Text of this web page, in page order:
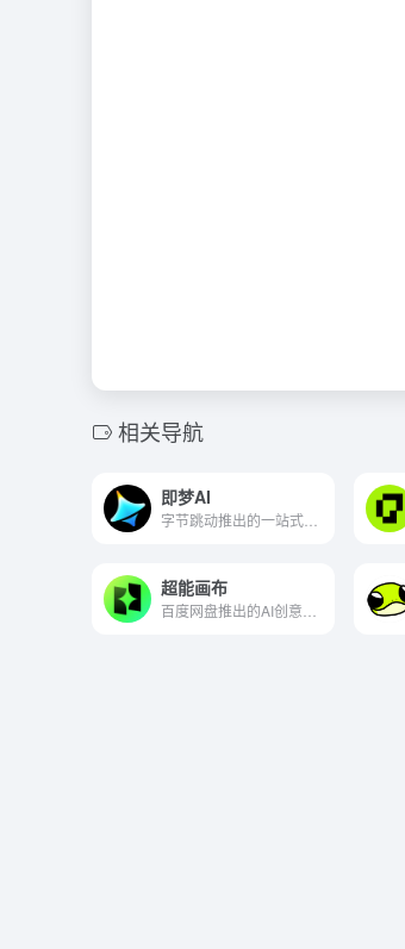
相关导航
即梦AI
超能画布